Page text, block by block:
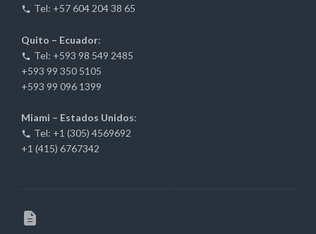
Tel: +57 604 204 38 65
Quito – Ecuador:
Tel: +593 98 549 2485
+593 99 350 5105
+593 99 096 1399
Miami – Estados Unidos:
Tel: +1 (305) 4569692
+1 (415) 6767342